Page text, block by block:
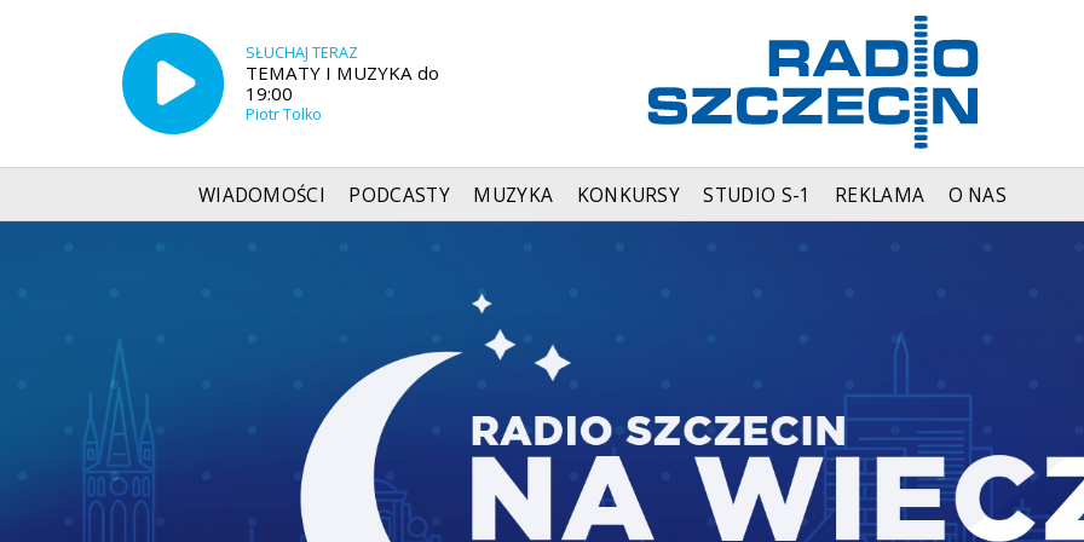
SŁUCHAJ TERAZ
TEMATY I MUZYKA do
19:00
Piotr Tolko
WIADOMOŚCI PODCASTY MUZYKA KONKURSY STUDIO S-1 REKLAMA O NAS